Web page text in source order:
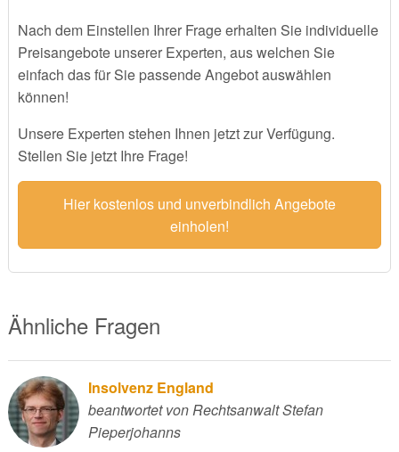
Nach dem Einstellen Ihrer Frage erhalten Sie individuelle
Preisangebote unserer Experten, aus welchen Sie
einfach das für Sie passende Angebot auswählen
können!
Unsere Experten stehen Ihnen jetzt zur Verfügung.
Stellen Sie jetzt Ihre Frage!
Hier kostenlos und unverbindlich Angebote
einholen!
Ähnliche Fragen
Insolvenz England
beantwortet von Rechtsanwalt Stefan
Pieperjohanns